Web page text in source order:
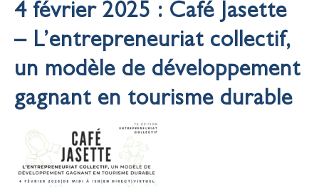
4 février 2025 : Café Jasette
– L’entrepreneuriat collectif,
un modèle de développement
gagnant en tourisme durable